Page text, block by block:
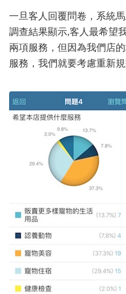
一旦客人回覆問卷，系統
調查結果顯示,客人最希望
兩項服務，但因為我們店
服務，我們就要考慮重新規